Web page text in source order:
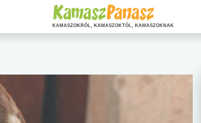
KAMASZOKRÓL, KAMASZOKTÓL, KAMASZOKNAK